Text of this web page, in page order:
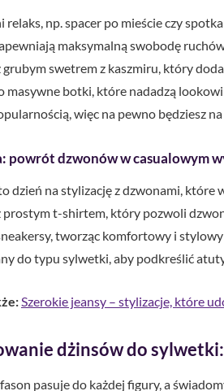
relaks, np. spacer po mieście czy
maksymalną swobodę
grubym swetrem z kaszmiru, który
masywne botki, które nadadzą
więc na pewno będziesz na
powrót dzwonów w casualowym
dzień na stylizację z dzwonami, które
prostym t-shirtem, który pozwoli
tworząc komfortowy i
do typu sylwetki, aby podkreślić
Szerokie jeansy – stylizacje, które
dżinsów do
pasuje do każdej figury, a